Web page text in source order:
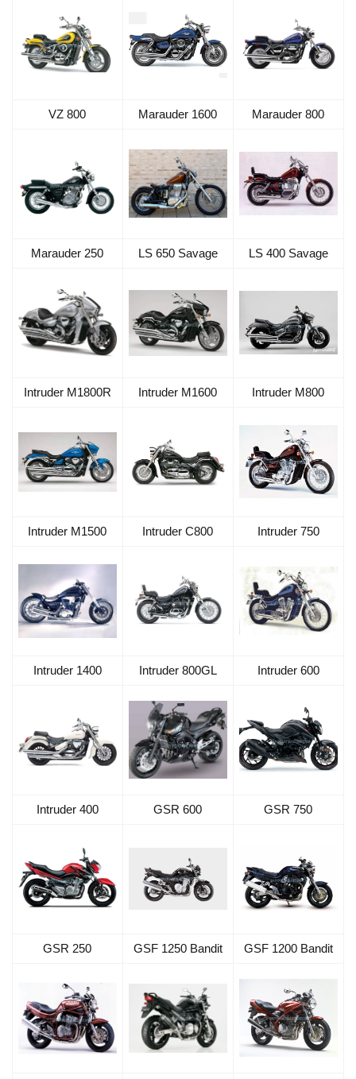
VZ 800 Marauder 1600 Marauder 800
Marauder 250 LS 650 Savage LS 400 Savage
Intruder M1800R Intruder M1600 Intruder M800
Intruder M1500 Intruder C800 Intruder 750
Intruder 1400 Intruder 800GL Intruder 600
Intruder 400 GSR 600 GSR 750
GSR 250 GSF 1250 Bandit GSF 1200 Bandit